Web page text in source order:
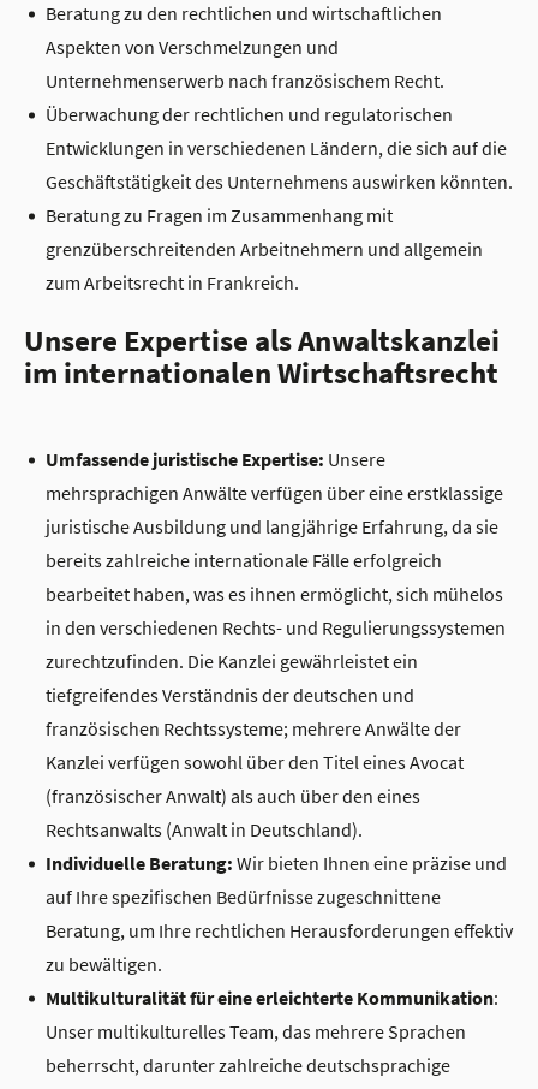
Beratung zu den rechtlichen und wirtschaftlichen
Aspekten von Verschmelzungen und
Unternehmenserwerb nach französischem Recht.
Überwachung der rechtlichen und regulatorischen
Entwicklungen in verschiedenen Ländern, die sich auf die
Geschäftstätigkeit des Unternehmens auswirken könnten.
Beratung zu Fragen im Zusammenhang mit
grenzüberschreitenden Arbeitnehmern und allgemein
zum Arbeitsrecht in Frankreich.
Unsere Expertise als Anwaltskanzlei
im internationalen Wirtschaftsrecht
Umfassende juristische Expertise: Unsere
mehrsprachigen Anwälte verfügen über eine erstklassige
juristische Ausbildung und langjährige Erfahrung, da sie
bereits zahlreiche internationale Fälle erfolgreich
bearbeitet haben, was es ihnen ermöglicht, sich mühelos
in den verschiedenen Rechts- und Regulierungssystemen
zurechtzufinden. Die Kanzlei gewährleistet ein
tiefgreifendes Verständnis der deutschen und
französischen Rechtssysteme; mehrere Anwälte der
Kanzlei verfügen sowohl über den Titel eines Avocat
(französischer Anwalt) als auch über den eines
Rechtsanwalts (Anwalt in Deutschland).
Individuelle Beratung: Wir bieten Ihnen eine präzise und
auf Ihre spezifischen Bedürfnisse zugeschnittene
Beratung, um Ihre rechtlichen Herausforderungen effektiv
zu bewältigen.
Multikulturalität für eine erleichterte Kommunikation:
Unser multikulturelles Team, das mehrere Sprachen
beherrscht, darunter zahlreiche deutschsprachige